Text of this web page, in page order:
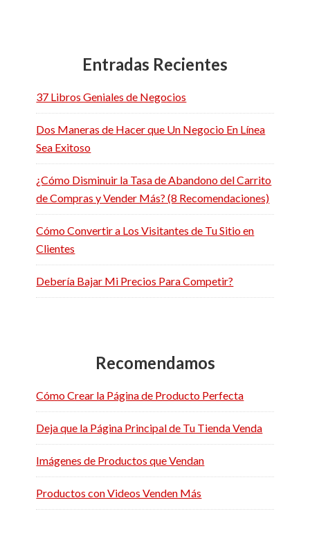
Entradas Recientes
37 Libros Geniales de Negocios
Dos Maneras de Hacer que Un Negocio En Línea
Sea Exitoso
¿Cómo Disminuir la Tasa de Abandono del Carrito
de Compras y Vender Más? (8 Recomendaciones)
Cómo Convertir a Los Visitantes de Tu Sitio en
Clientes
Debería Bajar Mi Precios Para Competir?
Recomendamos
Cómo Crear la Página de Producto Perfecta
Deja que la Página Principal de Tu Tienda Venda
Imágenes de Productos que Vendan
Productos con Videos Venden Más